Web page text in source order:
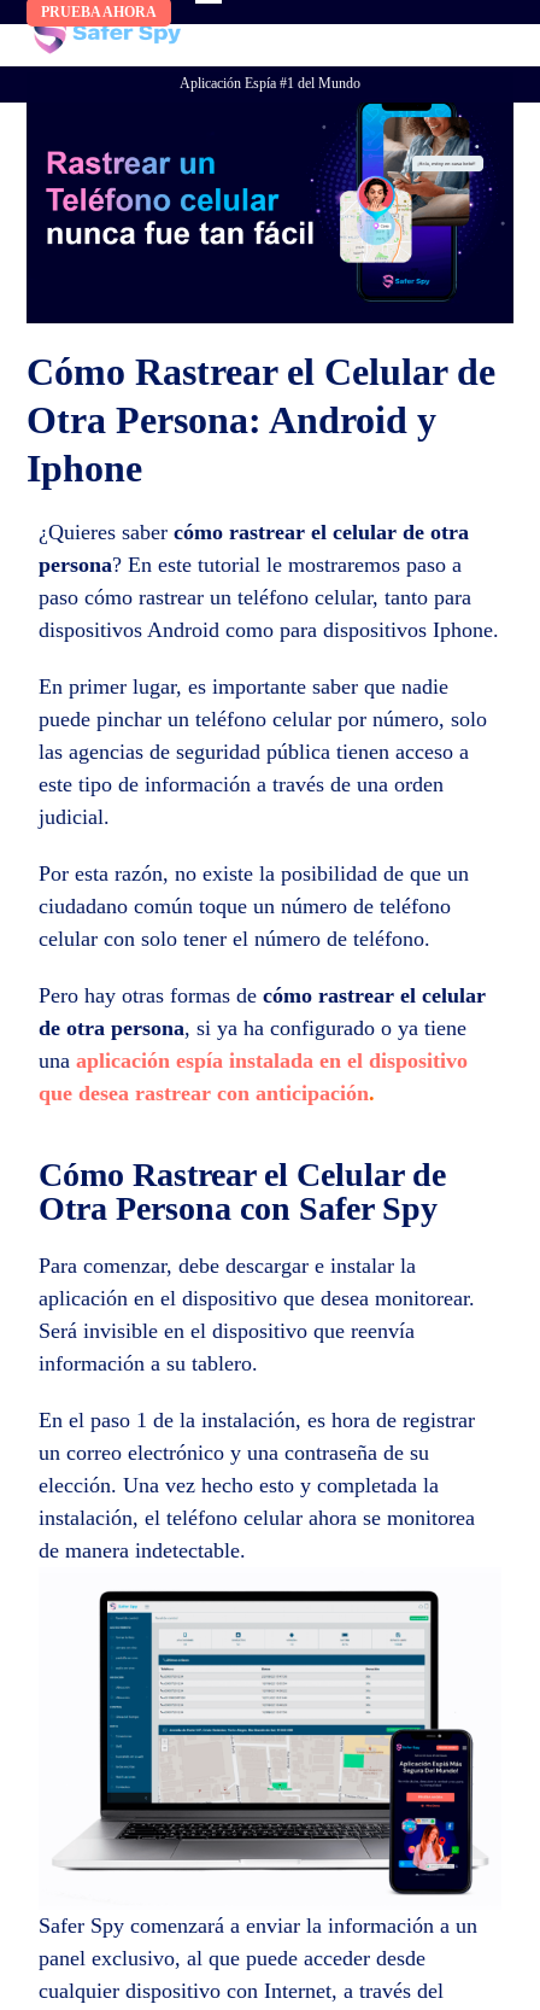
content
PRUEBA AHORA
Aplicación Espía #1 del Mundo
Cómo Rastrear el Celular de
Otra Persona: Android y
Iphone
¿Quieres saber cómo rastrear el celular de otra
persona? En este tutorial le mostraremos paso a
paso cómo rastrear un teléfono celular, tanto para
dispositivos Android como para dispositivos Iphone.
En primer lugar, es importante saber que nadie
puede pinchar un teléfono celular por número, solo
las agencias de seguridad pública tienen acceso a
este tipo de información a través de una orden
judicial.
Por esta razón, no existe la posibilidad de que un
ciudadano común toque un número de teléfono
celular con solo tener el número de teléfono.
Pero hay otras formas decómo rastrear el celular
de otra persona, si ya ha configurado o ya tiene
unaaplicación espía instalada en el dispositivo
que desea rastrear con anticipación.
Cómo Rastrear el Celular de
Otra Persona con Safer Spy
Para comenzar, debe descargar e instalar la
aplicación en el dispositivo que desea monitorear.
Será invisible en el dispositivo que reenvía
información a su tablero.
En el paso 1 de la instalación, es hora de registrar
un correo electrónico y una contraseña de su
elección. Una vez hecho esto y completada la
instalación, el teléfono celular ahora se monitorea
de manera indetectable.
Safer Spy comenzará a enviar la información a un
panel exclusivo, al que puede acceder desde
cualquier dispositivo con Internet, a través del